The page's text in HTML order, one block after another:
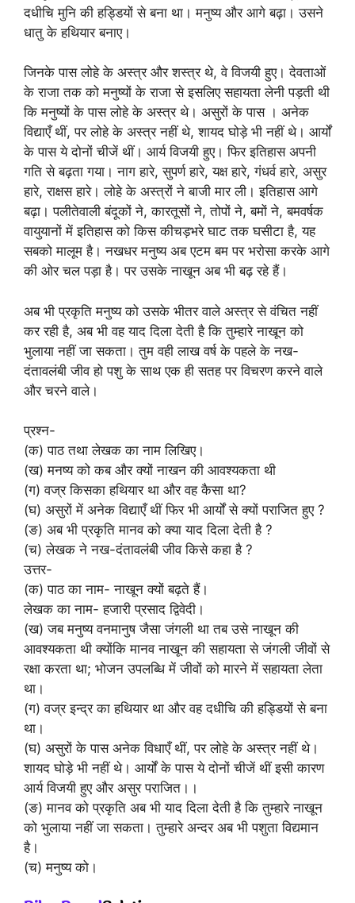
दधीचि मुनि की हड्डियों से बना था। मनुष्य और आगे बढ़ा। उसने
धातु के हथियार बनाए।
जिनके पास लोहे के अस्त्र और शस्त्र थे, वे विजयी हुए। देवताओं
के राजा तक को मनुष्यों के राजा से इसलिए सहायता लेनी पड़ती थी
कि मनुष्यों के पास लोहे के अस्त्र थे। असुरों के पास । अनेक
विद्याएँ थीं, पर लोहे के अस्त्र नहीं थे, शायद घोड़े भी नहीं थे। आर्यों
के पास ये दोनों चीजें थीं। आर्य विजयी हुए। फिर इतिहास अपनी
गति से बढ़ता गया। नाग हारे, सुपर्ण हारे, यक्ष हारे, गंधर्व हारे, असुर
हारे, राक्षस हारे। लोहे के अस्त्रों ने बाजी मार ली। इतिहास आगे
बढ़ा। पलीतेवाली बंदूकों ने, कारतूसों ने, तोपों ने, बमों ने, बमवर्षक
वायुयानों में इतिहास को किस कीचड़भरे घाट तक घसीटा है, यह
सबको मालूम है। नखधर मनुष्य अब एटम बम पर भरोसा करके आगे
की ओर चल पड़ा है। पर उसके नाखून अब भी बढ़ रहे हैं।
अब भी प्रकृति मनुष्य को उसके भीतर वाले अस्त्र से वंचित नहीं
कर रही है, अब भी वह याद दिला देती है कि तुम्हारे नाखून को
भुलाया नहीं जा सकता। तुम वही लाख वर्ष के पहले के नख-
दंतावलंबी जीव हो पशु के साथ एक ही सतह पर विचरण करने वाले
और चरने वाले।
प्रश्न-
(क) पाठ तथा लेखक का नाम लिखिए।
(ख) मनष्य को कब और क्यों नाखन की आवश्यकता थी
(ग) वज्र किसका हथियार था और वह कैसा था?
(घ) असुरों में अनेक विद्याएँ थीं फिर भी आर्यों से क्यों पराजित हुए ?
(ङ) अब भी प्रकृति मानव को क्या याद दिला देती है ?
(च) लेखक ने नख-दंतावलंबी जीव किसे कहा है ?
उत्तर-
(क) पाठ का नाम- नाखून क्यों बढ़ते हैं।
लेखक का नाम- हजारी प्रसाद द्विवेदी।
(ख) जब मनुष्य वनमानुष जैसा जंगली था तब उसे नाखून की
आवश्यकता थी क्योंकि मानव नाखून की सहायता से जंगली जीवों से
रक्षा करता था; भोजन उपलब्धि में जीवों को मारने में सहायता लेता
था।
(ग) वज्र इन्द्र का हथियार था और वह दधीचि की हड्डियों से बना
था।
(घ) असुरों के पास अनेक विधाएँ थीं, पर लोहे के अस्त्र नहीं थे।
शायद घोड़े भी नहीं थे। आर्यों के पास ये दोनों चीजें थीं इसी कारण
आर्य विजयी हुए और असुर पराजित।।
(ङ) मानव को प्रकृति अब भी याद दिला देती है कि तुम्हारे नाखून
को भुलाया नहीं जा सकता। तुम्हारे अन्दर अब भी पशुता विद्यमान
है।
(च) मनुष्य को।